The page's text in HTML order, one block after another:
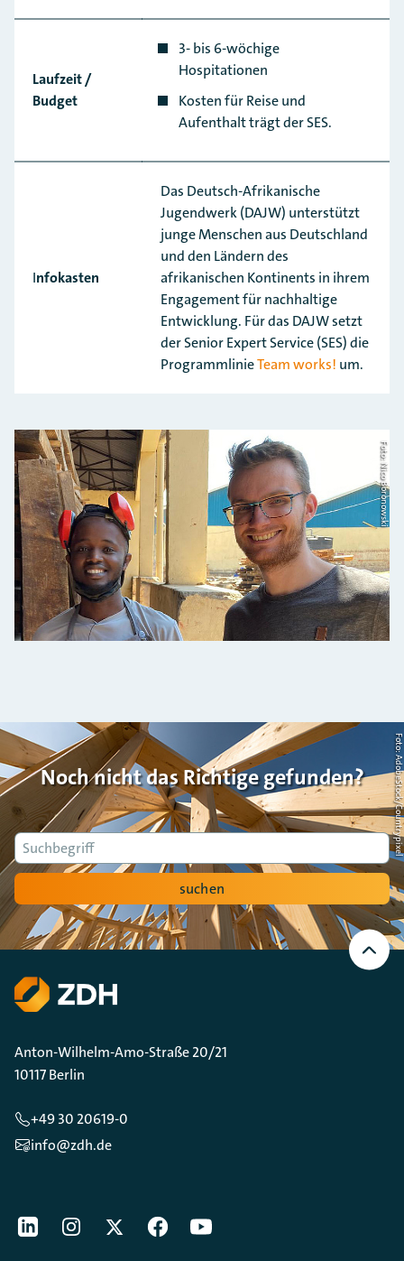
Laufzeit /
Budget
3- bis 6-wöchige
Hospitationen
Kosten für Reise und
Aufenthalt trägt der SES.
Infokasten
Das Deutsch-Afrikanische
Jugendwerk (DAJW) unterstützt
junge Menschen aus Deutschland
und den Ländern des
afrikanischen Kontinents in ihrem
Engagement für nachhaltige
Entwicklung. Für das DAJW setzt
der Senior Expert Service (SES) die
ProgrammlinieTeam works! um.
Foto: Nico Boronowski
Noch nicht das Richtige gefunden?
Suche
suchen
Foto: AdobeStock/Countrypixel
Nach
oben
Scrollen
Anton-Wilhelm-Amo-Straße 20/21
10117 Berlin
+49 30 20619-0
info@zdh.de
[Der ZDH in den Sozialen Netzwerken]
LinkedIninstagramTwitterFacebookYoutube